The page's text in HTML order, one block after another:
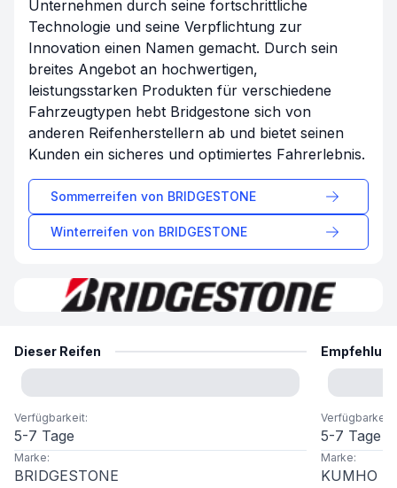
Unternehmen durch seine fortschrittliche
Technologie und seine Verpflichtung zur
Innovation einen Namen gemacht. Durch sein
breites Angebot an hochwertigen,
leistungsstarken Produkten für verschiedene
Fahrzeugtypen hebt Bridgestone sich von
anderen Reifenherstellern ab und bietet seinen
Kunden ein sicheres und optimiertes Fahrerlebnis.
Sommerreifen von BRIDGESTONE
Winterreifen von BRIDGESTONE
Dieser Reifen
Verfügbarkeit:
5-7 Tage
Marke:
BRIDGESTONE
Verfügbarkeit
5-7 Tage
Marke:
KUMHO